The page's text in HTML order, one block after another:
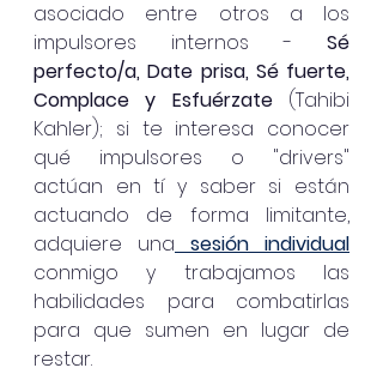
asociado entre otros a los
impulsores internos - Sé
perfecto/a, Date prisa, Sé fuerte,
Complace y Esfuérzate (Tahibi
Kahler); si te interesa conocer
qué impulsores o "drivers"
actúan en tí y saber si están
actuando de forma limitante,
adquiere una sesión individual
conmigo y trabajamos las
habilidades para combatirlas
para que sumen en lugar de
restar.